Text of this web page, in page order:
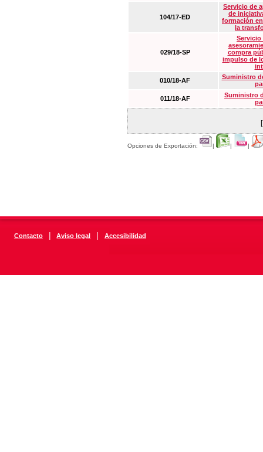
104/17-ED
Servicio de
de
formación
la
029/18-SP
Servicio
compra
impulso de
010/18-AF
Suministro
011/18-AF
Suministro
Opciones de Exportación: | | |
Contacto | Aviso legal | Accesibilidad